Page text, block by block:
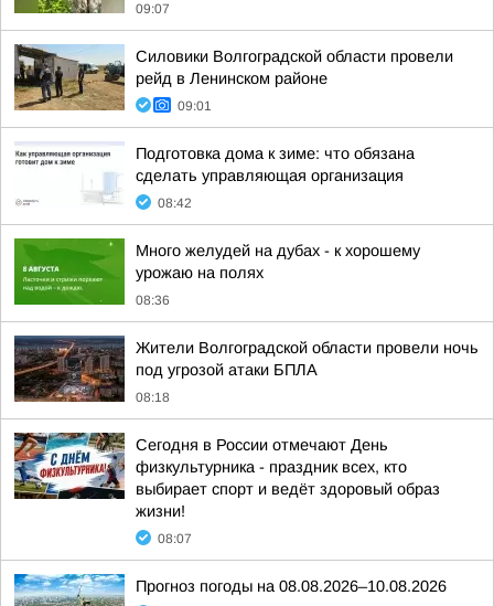
09:07
Силовики Волгоградской области провели
рейд в Ленинском районе
09:01
Подготовка дома к зиме: что обязана
сделать управляющая организация
08:42
Много желудей на дубах - к хорошему
урожаю на полях
08:36
Жители Волгоградской области провели ночь
под угрозой атаки БПЛА
08:18
Сегодня в России отмечают День
физкультурника - праздник всех, кто
выбирает спорт и ведёт здоровый образ
жизни!
08:07
Прогноз погоды на 08.08.2026–10.08.2026